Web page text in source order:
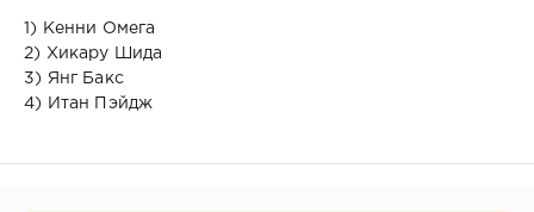
1) Кенни Омега
2) Хикару Шида
3) Янг Бакс
4) Итан Пэйдж